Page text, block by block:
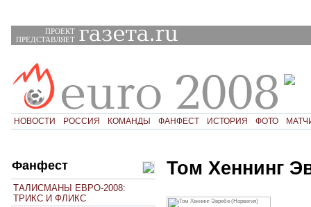
ПРОЕКТ
ПРЕДСТАВЛЯЕТ
НОВОСТИ РОССИЯ КОМАНДЫ ФАНФЕСТ ИСТОРИЯ ФОТО
Фанфест
ТАЛИСМАНЫ ЕВРО-2008:
ТРИКС И ФЛИКС
Том Хеннинг